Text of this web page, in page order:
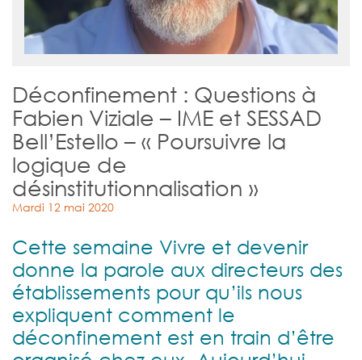
Déconfinement : Questions à
Fabien Viziale – IME et SESSAD
Bell’Estello – « Poursuivre la
logique de
désinstitutionnalisation »
Mardi 12 mai 2020
Cette semaine Vivre et devenir
donne la parole aux directeurs des
établissements pour qu’ils nous
expliquent comment le
déconfinement est en train d’être